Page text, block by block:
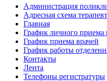
Администрация
Адресная схема
Главная
График личного приема
График приема врачей
График работы
Контакты
Лента
Телефоны регистратуры